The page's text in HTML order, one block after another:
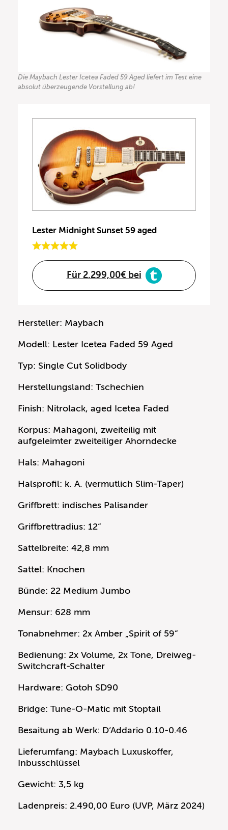
Die Maybach Lester Icetea Faded 59 Aged liefert im Test eine
absolut überzeugende Vorstellung ab!
Lester Midnight Sunset 59 aged
Für 2.299,00€ bei
Hersteller: Maybach
Modell: Lester Icetea Faded 59 Aged
Typ: Single Cut Solidbody
Herstellungsland: Tschechien
Finish: Nitrolack, aged Icetea Faded
Korpus: Mahagoni, zweiteilig mit
aufgeleimter zweiteiliger Ahorndecke
Hals: Mahagoni
Halsprofil: k. A. (vermutlich Slim-Taper)
Griffbrett: indisches Palisander
Griffbrettradius: 12“
Sattelbreite: 42,8 mm
Sattel: Knochen
Bünde: 22 Medium Jumbo
Mensur: 628 mm
Tonabnehmer: 2x Amber „Spirit of 59“
Bedienung: 2x Volume, 2x Tone, Dreiweg-
Switchcraft-Schalter
Hardware: Gotoh SD90
Bridge: Tune-O-Matic mit Stoptail
Besaitung ab Werk: D‘Addario 0.10-0.46
Lieferumfang: Maybach Luxuskoffer,
Inbusschlüssel
Gewicht: 3,5 kg
Ladenpreis: 2.490,00 Euro (UVP, März 2024)